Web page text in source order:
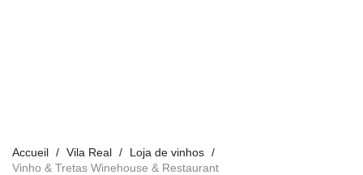
Accueil Vila Real
Loja de vinhos
Vinho & Tretas Winehouse & Restaurant